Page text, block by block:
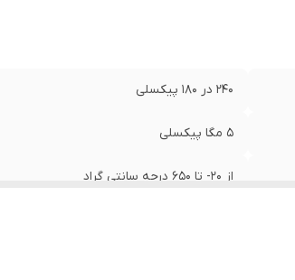
240 در 180 پیکسلی
5 مگا پیکسلی
از 20- تا 650 درجه سانتی گراد